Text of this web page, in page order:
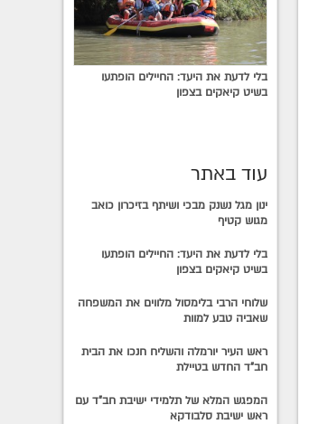
בלי לדעת את היעד: החיילים הופתעו
בשיט קיאקים בצפון
עוד באתר
ינון מגל נשנק מבכי ושיתף בזיכרון כואב
מגוש קטיף
בלי לדעת את היעד: החיילים הופתעו
בשיט קיאקים בצפון
שלוחי הרבי בלימסול מלווים את המשפחה
שאביה טבע למוות
ראש העיר יורמלה והשליח חנכו את הבית
חב"ד החדש בטיילת
המפגש המלא של תלמידי ישיבת חב"ד עם
ראש ישיבת סלבודקא